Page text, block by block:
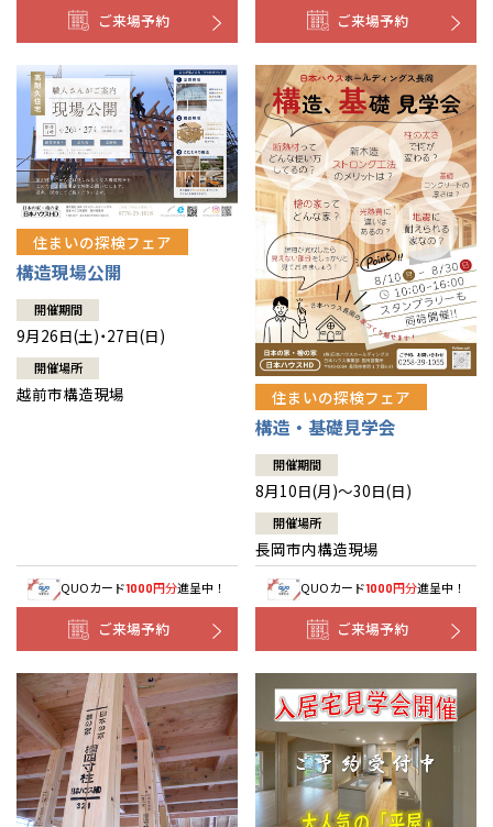
ご来場予約 ご来場予約
住まいの探検フェア
構造現場公開
開催期間
9月26日(土)・27日(日)
開催場所
越前市構造現場
QUOカード1000円分進呈中！
ご来場予約
住まいの探検フェア
構造・基礎見学会
開催期間
8月10日(月)～30日(日)
開催場所
長岡市内構造現場
QUOカード1000円分進呈中！
ご来場予約